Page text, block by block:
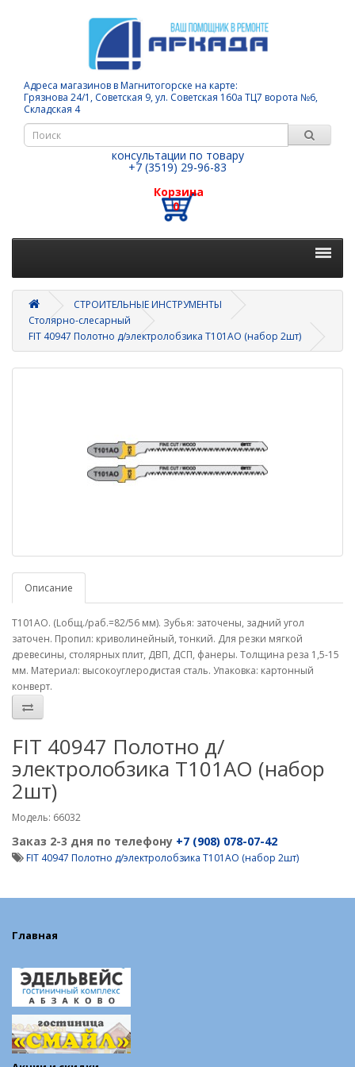
Адреса магазинов в Магнитогорске на карте:
Грязнова 24/1, Советская 9, ул. Советская 160а ТЦ7 ворота №6,
Складская 4
консультации по товару
+7 (3519) 29-96-83
Корзина
0
СТРОИТЕЛЬНЫЕ ИНСТРУМЕНТЫ
Столярно-слесарный
FIT 40947 Полотно д/электролобзика Т101AO (набор 2шт)
Описание
T101AO. (Lобщ./раб.=82/56 мм). Зубья: заточены, задний угол
заточен. Пропил: криволинейный, тонкий. Для резки мягкой
древесины, столярных плит, ДВП, ДСП, фанеры. Толщина реза 1,5-15
мм. Материал: высокоуглеродистая сталь. Упаковка: картонный
конверт.
FIT 40947 Полотно д/
электролобзика Т101AO (набор
2шт)
Модель: 66032
Заказ 2-3 дня по телефону +7 (908) 078-07-42
FIT 40947 Полотно д/электролобзика Т101AO (набор 2шт)
Главная